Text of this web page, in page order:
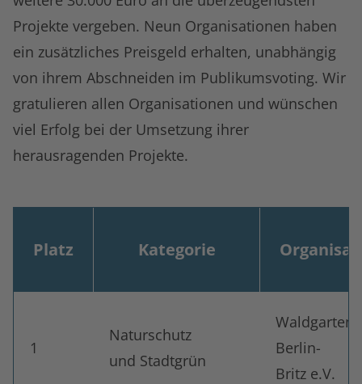
Projekte vergeben. Neun Organisationen haben
ein zusätzliches Preisgeld erhalten, unabhängig
von ihrem Abschneiden im Publikumsvoting. Wir
gratulieren allen Organisationen und wünschen
viel Erfolg bei der Umsetzung ihrer
herausragenden Projekte.
Platz Kategorie
1
Naturschutz
und Stadtgrün
Waldgarten
Berlin-
Britz e.V.